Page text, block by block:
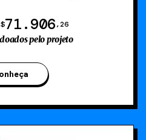
71.906,26
pelo projeto